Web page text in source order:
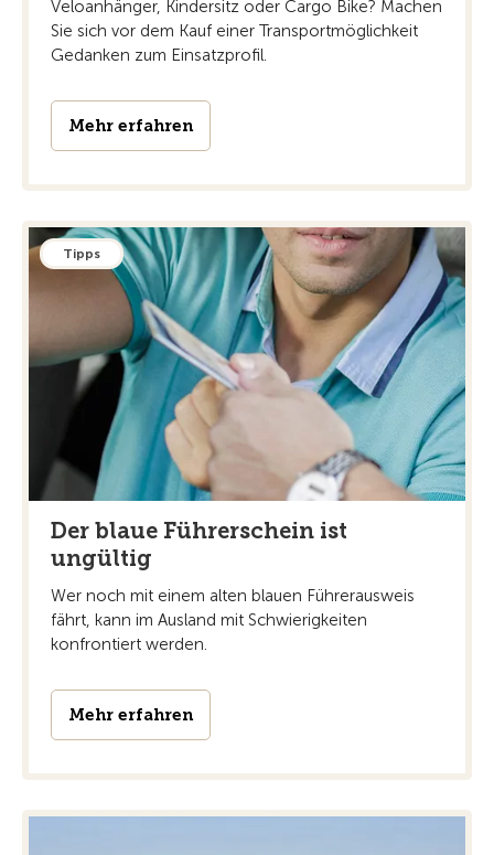
Veloanhänger, Kindersitz oder Cargo Bike? Machen
Sie sich vor dem Kauf einer Transportmöglichkeit
Gedanken zum Einsatzprofil.
Mehr erfahren
Tipps
Der blaue Führerschein ist
ungültig
Wer noch mit einem alten blauen Führerausweis
fährt, kann im Ausland mit Schwierigkeiten
konfrontiert werden.
Mehr erfahren